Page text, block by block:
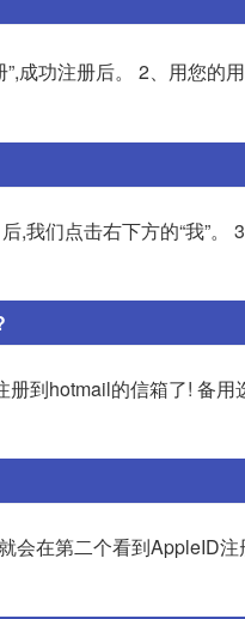
”,成功注册后。 2、用您的
我们点击右下方的“我”。
到hotmail的信箱了! 备
会在第二个看到AppleID